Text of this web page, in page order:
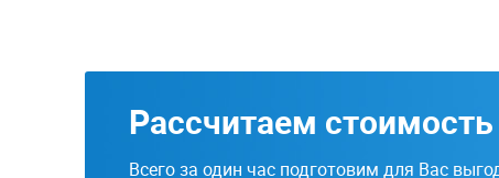
Рассчитаем
Всего за один час подготовим для Вас